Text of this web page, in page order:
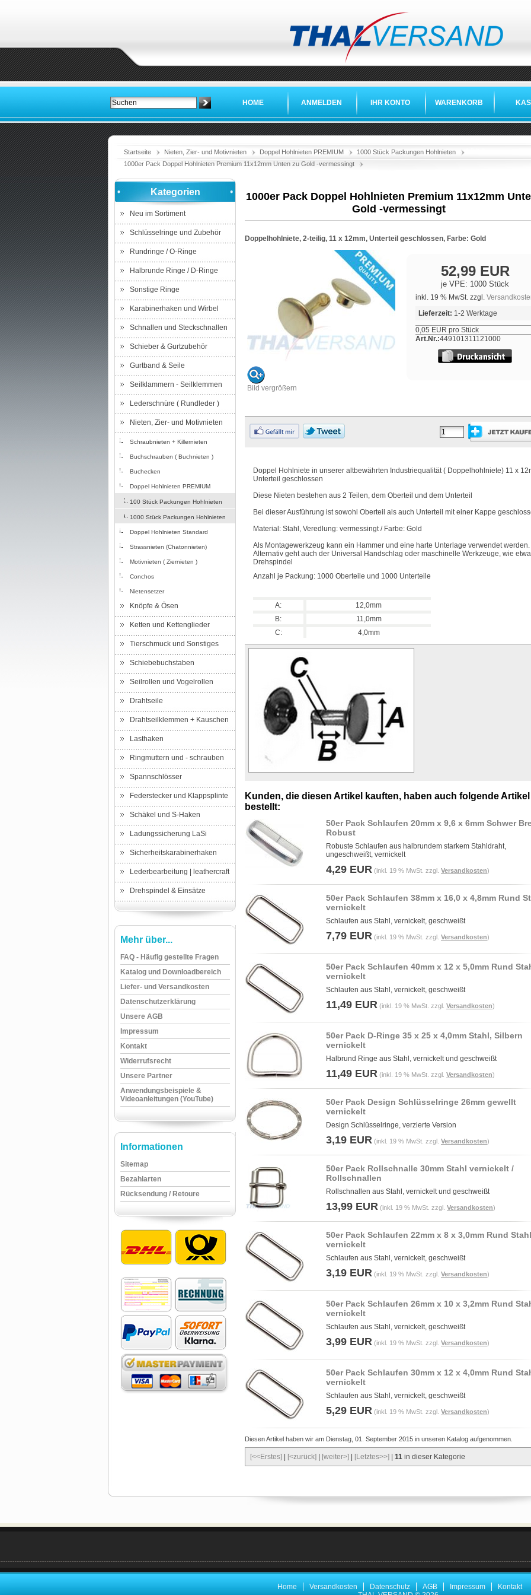
HOME ANMELDEN IHR KONTO WARENKORB
Startseite Nieten, Zier- und Motivnieten Doppel Hohlnieten PREMIUM 1000 Stück Packungen Hohlnieten
1000er Pack Doppel Hohlnieten Premium 11x12mm Unten zu Gold -vermessingt
Kategorien
Neu im Sortiment
Schlüsselringe und Zubehör
Rundringe / O-Ringe
Halbrunde Ringe / D-Ringe
Sonstige Ringe
Karabinerhaken und Wirbel
Schnallen und Steckschnallen
Schieber & Gurtzubehör
Gurtband & Seile
Seilklammern - Seilklemmen
Lederschnüre ( Rundleder )
Nieten, Zier- und Motivnieten
Schraubnieten + Killernieten
Buchschrauben ( Buchnieten )
Buchecken
Doppel Hohlnieten PREMIUM
100 Stück Packungen Hohlnieten
1000 Stück Packungen Hohlnieten
Doppel Hohlnieten Standard
Strassnieten (Chatonnieten)
Motivnieten ( Ziernieten )
Conchos
Nietensetzer
Knöpfe & Ösen
Ketten und Kettenglieder
Tierschmuck und Sonstiges
Schiebebuchstaben
Seilrollen und Vogelrollen
Drahtseile
Drahtseilklemmen + Kauschen
Lasthaken
Ringmuttern und - schrauben
Spannschlösser
Federstecker und Klappsplinte
Schäkel und S-Haken
Ladungssicherung LaSi
Sicherheitskarabinerhaken
Lederbearbeitung | leathercraft
Drehspindel & Einsätze
Mehr über...
FAQ - Häufig gestellte Fragen
Katalog und Downloadbereich
Liefer- und Versandkosten
Datenschutzerklärung
Unsere AGB
Impressum
Kontakt
Widerrufsrecht
Unsere Partner
Anwendungsbeispiele &
Videoanleitungen (YouTube)
Informationen
Sitemap
Bezahlarten
Rücksendung / Retoure
1000er Pack Doppel Hohlnieten Premium 11x12mm
Gold -vermessingt
Doppelhohlniete, 2-teilig, 11 x 12mm, Unterteil geschlossen, Farbe: Gold
Bild vergrößern
52,99 EUR
je VPE: 1000 Stück
inkl. 19 % MwSt. zzgl.
Lieferzeit: 1-2 Werktage
0,05 EUR pro Stück
Art.Nr.:449101311121000
Doppel Hohlniete in unserer altbewährten Industriequalität ( Doppelhohlniete) 11 x
Unterteil geschlossen
Diese Nieten bestehen aus 2 Teilen, dem Oberteil und dem Unterteil
Bei dieser Ausführung ist sowohl Oberteil als auch Unterteil mit einer Kappe
Material: Stahl, Veredlung: vermessingt / Farbe: Gold
Als Montagewerkzeug kann ein Hammer und eine harte Unterlage verwendet werden.
Alternativ geht auch der Universal Handschlag oder maschinelle Werkzeuge, wie
Drehspindel
Anzahl je Packung: 1000 Oberteile und 1000 Unterteile
A:
12,0mm
B:
11,0mm
C:
4,0mm
Kunden, die diesen Artikel kauften, haben auch folgende Artikel
bestellt:
50er Pack Schlaufen 20mm x 9,6 x 6mm Schwer
Robust
Robuste Schlaufen aus halbrundem starkem Stahldraht,
ungeschweißt, vernickelt
4,29 EUR (inkl. 19 % MwSt. zzgl. Versandkosten)
50er Pack Schlaufen 38mm x 16,0 x 4,8mm Rund
vernickelt
Schlaufen aus Stahl, vernickelt, geschweißt
7,79 EUR (inkl. 19 % MwSt. zzgl. Versandkosten)
50er Pack Schlaufen 40mm x 12 x 5,0mm Rund
vernickelt
Schlaufen aus Stahl, vernickelt, geschweißt
11,49 EUR (inkl. 19 % MwSt. zzgl. Versandkosten)
50er Pack D-Ringe 35 x 25 x 4,0mm Stahl, Silbern
vernickelt
Halbrund Ringe aus Stahl, vernickelt und geschweißt
11,49 EUR (inkl. 19 % MwSt. zzgl. Versandkosten)
50er Pack Design Schlüsselringe 26mm gewellt
vernickelt
Design Schlüsselringe, verzierte Version
3,19 EUR (inkl. 19 % MwSt. zzgl. Versandkosten)
50er Pack Rollschnalle 30mm Stahl vernickelt /
Rollschnallen
Rollschnallen aus Stahl, vernickelt und geschweißt
13,99 EUR (inkl. 19 % MwSt. zzgl. Versandkosten)
50er Pack Schlaufen 22mm x 8 x 3,0mm Rund
vernickelt
Schlaufen aus Stahl, vernickelt, geschweißt
3,19 EUR (inkl. 19 % MwSt. zzgl. Versandkosten)
50er Pack Schlaufen 26mm x 10 x 3,2mm Rund
vernickelt
Schlaufen aus Stahl, vernickelt, geschweißt
3,99 EUR (inkl. 19 % MwSt. zzgl. Versandkosten)
50er Pack Schlaufen 30mm x 12 x 4,0mm Rund
vernickelt
Schlaufen aus Stahl, vernickelt, geschweißt
5,29 EUR (inkl. 19 % MwSt. zzgl. Versandkosten)
Diesen Artikel haben wir am Dienstag, 01. September 2015 in unseren Katalog aufgenommen.
[<<Erstes] [<zurück] [weiter>] [Letztes>>] 11 in dieser Kategorie
Home Versandkosten Datenschutz AGB Impressum
Kontakt